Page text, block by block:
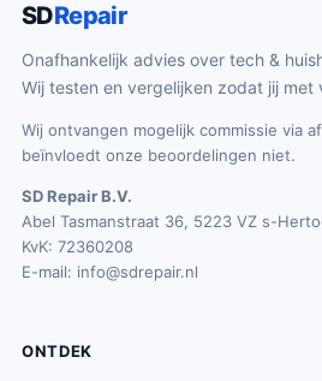
SDRepair
Onafhankelijk advies over tech &
Wij testen en vergelijken zodat jij met
Wij ontvangen mogelijk commissie via
beïnvloedt onze beoordelingen niet.
SD Repair B.V.
Abel Tasmanstraat 36, 5223 VZ s-
KvK: 72360208
E-mail: info@sdrepair.nl
ONTDEK